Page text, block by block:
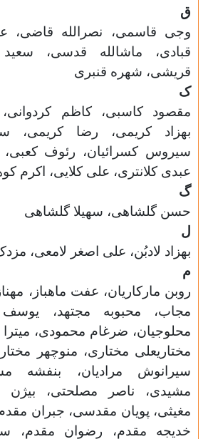
ق
وجی قاسمی، نصرالله قاضی،
قبادی، ماشالله قدسی،
قریشی، شهره قنبری
ک
مقصود کاسبی، کاظم کردوانی،
بهزاد کریمی، رضا کریمی،
سیروس کسرائیان، رئوف کعبی،
عبدی کلانتری، علی کلایی، اکرم
گ
حسن گلشاهی، سهیلا گلشاهی
ل
بهزاد لادبُن، علی اصغر لامعی،
م
روبن مارکاریان، عفت ماهباز،
مجاب، محبوبه مجتهد،
محلوجیان، ضرغام محمودی، میترا
مختاریعلی مختاری، منوچهر
سیرانوش مرادیان، بنفشه
مشیدی، ناصر مصلحتی، بیژن
مغیثی، پویان مقدسی، جبران
خدیجه مقدم، رضوان مقدم،